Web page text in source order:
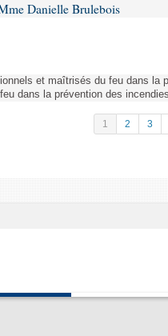
Danielle Brulebois
et maîtrisés du feu dans la
dans la prévention des
1 2 3